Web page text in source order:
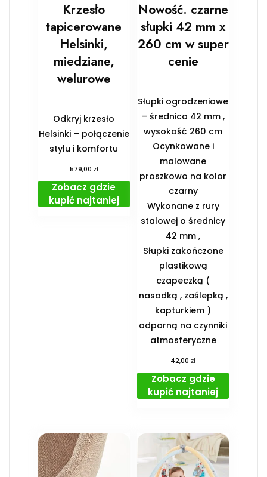
Krzesło
tapicerowane
Helsinki,
miedziane,
welurowe
Odkryj krzesło
Helsinki – połączenie
stylu i komfortu
579,00 zł
Zobacz gdzie
kupić najtaniej
Nowość. czarne
słupki 42 mm x
260 cm w super
cenie
Słupki ogrodzeniowe
– średnica 42 mm ,
wysokość 260 cm
Ocynkowane i
malowane
proszkowo na kolor
czarny
Wykonane z rury
stalowej o średnicy
42 mm ,
Słupki zakończone
plastikową
czapeczką (
nasadką , zaślepką ,
kapturkiem )
odporną na czynniki
atmosferyczne
42,00zł
Zobacz gdzie
kupić najtaniej